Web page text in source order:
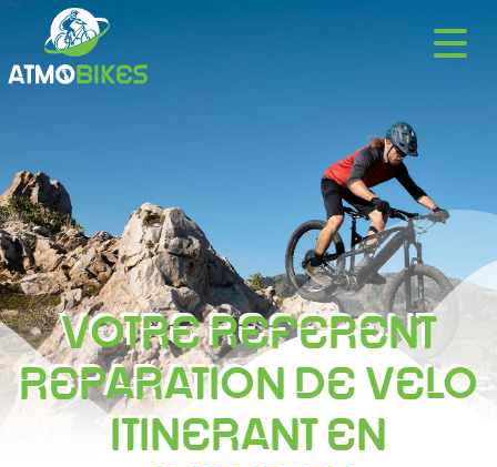
VOTRE REFERENT
REPARATION DE VELO
ITINERANT EN